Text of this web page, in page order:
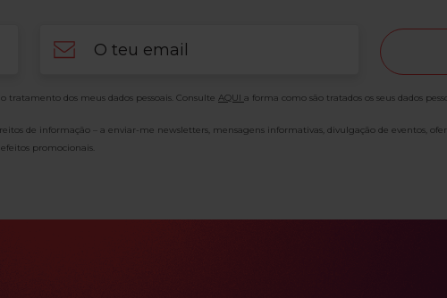
dos meus dados pessoais. Consulte AQUI a forma como são tratados os seus dados
de informação – a enviar-me newsletters, mensagens informativas, divulgação de eventos,
promocionais.